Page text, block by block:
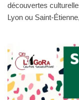
découvertes
Lyon ou Saint-